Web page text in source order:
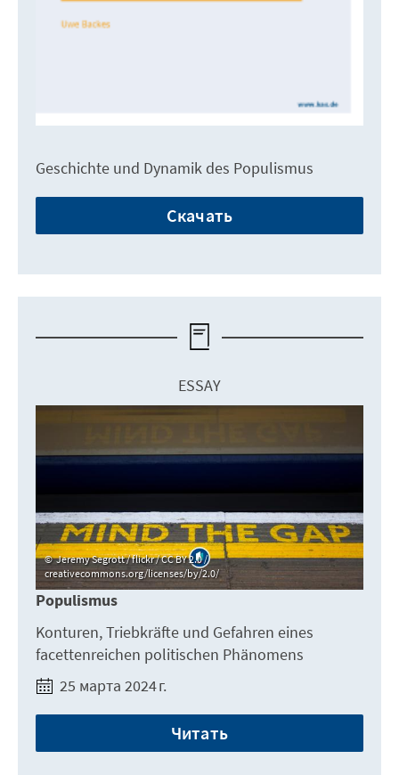
Geschichte und Dynamik des Populismus
Скачать
ESSAY
Jeremy Segrott / flickr / CC BY 2.0 /
creativecommons.org/licenses/by/2.0/
Populismus
Konturen, Triebkräfte und Gefahren eines
facettenreichen politischen Phänomens
25 марта 2024 г.
Читать